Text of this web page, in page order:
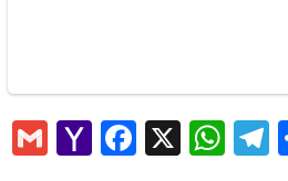
GmailYahooX